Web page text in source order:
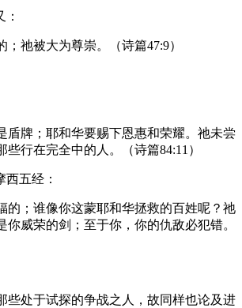
祂被大为尊崇。（诗篇47:9）
盾牌；耶和华要赐下恩惠和荣耀。祂未尝
些行在完全中的人。（诗篇84:11）
西五经：
的；谁像你这蒙耶和华拯救的百姓呢？祂
你威荣的剑；至于你，你的仇敌必犯错。
些处于试探的争战之人，故同样也论及进